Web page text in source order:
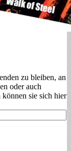
zu bleiben, an
oder auch
können sie sich hier